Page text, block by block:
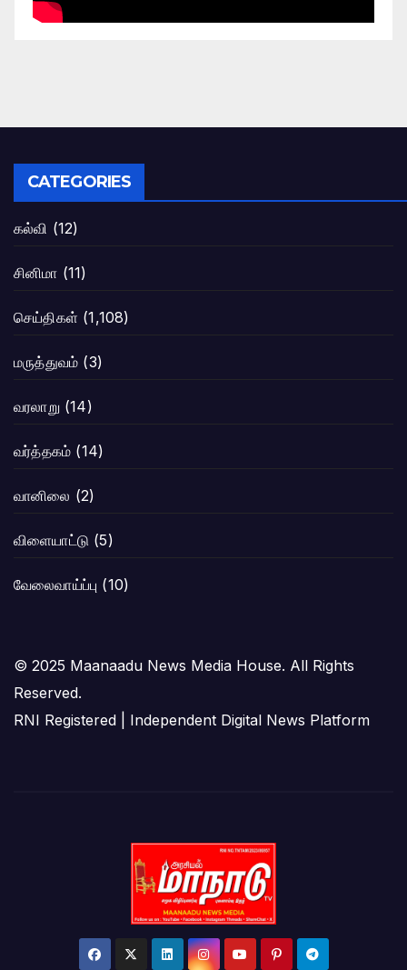
CATEGORIES
கல்வி (12)
சினிமா (11)
செய்திகள் (1,108)
மருத்துவம் (3)
வரலாறு (14)
வர்த்தகம் (14)
வானிலை (2)
விளையாட்டு (5)
வேலைவாய்ப்பு (10)
© 2025 Maanaadu News Media House. All Rights
Reserved.
RNI Registered | Independent Digital News Platform